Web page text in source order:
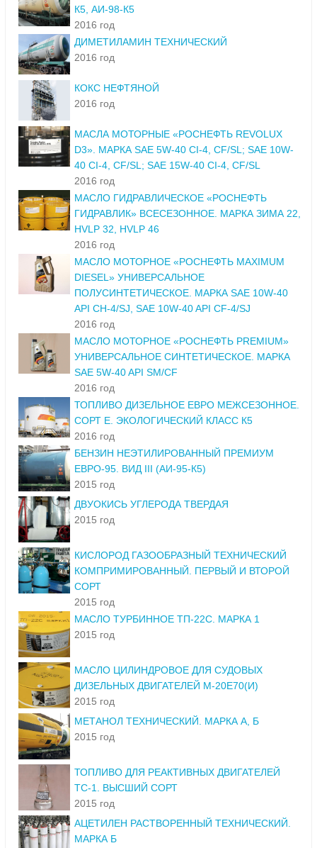
К5, АИ-98-К5
2016 год
ДИМЕТИЛАМИН ТЕХНИЧЕСКИЙ
2016 год
КОКС НЕФТЯНОЙ
2016 год
МАСЛА МОТОРНЫЕ «РОСНЕФТЬ REVOLUX
D3». МАРКА SAE 5W-40 CI-4, CF/SL; SAE 10W-
40 CI-4, CF/SL; SAE 15W-40 CI-4, CF/SL
2016 год
МАСЛО ГИДРАВЛИЧЕСКОЕ «РОСНЕФТЬ
ГИДРАВЛИК» ВСЕСЕЗОННОЕ. МАРКА ЗИМА 22,
HVLP 32, HVLP 46
2016 год
МАСЛО МОТОРНОЕ «РОСНЕФТЬ MAXIMUM
DIESEL» УНИВЕРСАЛЬНОЕ
ПОЛУСИНТЕТИЧЕСКОЕ. МАРКА SAE 10W-40
API CH-4/SJ, SAE 10W-40 API CF-4/SJ
2016 год
МАСЛО МОТОРНОЕ «РОСНЕФТЬ PREMIUM»
УНИВЕРСАЛЬНОЕ СИНТЕТИЧЕСКОЕ. МАРКА
SAE 5W-40 API SM/CF
2016 год
ТОПЛИВО ДИЗЕЛЬНОЕ ЕВРО МЕЖСЕЗОННОЕ.
СОРТ Е. ЭКОЛОГИЧЕСКИЙ КЛАСС К5
2016 год
БЕНЗИН НЕЭТИЛИРОВАННЫЙ ПРЕМИУМ
ЕВРО-95. ВИД III (АИ-95-К5)
2015 год
ДВУОКИСЬ УГЛЕРОДА ТВЕРДАЯ
2015 год
КИСЛОРОД ГАЗООБРАЗНЫЙ ТЕХНИЧЕСКИЙ
КОМПРИМИРОВАННЫЙ. ПЕРВЫЙ И ВТОРОЙ
СОРТ
2015 год
МАСЛО ТУРБИННОЕ ТП-22С. МАРКА 1
2015 год
МАСЛО ЦИЛИНДРОВОЕ ДЛЯ СУДОВЫХ
ДИЗЕЛЬНЫХ ДВИГАТЕЛЕЙ М-20Е70(И)
2015 год
МЕТАНОЛ ТЕХНИЧЕСКИЙ. МАРКА А, Б
2015 год
ТОПЛИВО ДЛЯ РЕАКТИВНЫХ ДВИГАТЕЛЕЙ
ТС-1. ВЫСШИЙ СОРТ
2015 год
АЦЕТИЛЕН РАСТВОРЕННЫЙ ТЕХНИЧЕСКИЙ.
МАРКА Б